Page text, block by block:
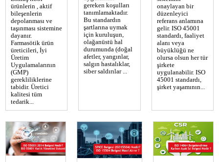
ürünlerin , aktif
bileşenlerin
depolanması ve
taşınması sistemine
dayanır.
Farmasötik ürün
üreticileri, İyi
Üretim
Uygulamalarının
(GMP)
gerekliliklerine
tabidir. Üretici
kalitesi tüm
tedarik...
gereken koşulları
tanımlamaktadır.
Bu standardın
şartlarına uymak
için kuruluşun,
olağanüstü hal
durumunda (doğal
afetler, yangınlar,
salgın hastalıklar,
siber saldırılar ...
onaylayan bir
düzenleyici
referans anlamına
gelir. ISO 45001
standardı, faaliyet
alanı veya
büyüklüğü ne
olursa olsun her tür
şirkete
uygulanabilir. ISO
45001 standardı,
şirket yaşamının...